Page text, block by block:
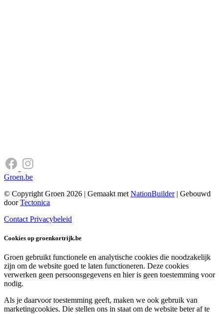
Groen.be
© Copyright Groen 2026 | Gemaakt met NationBuilder| Gebouwd
doorTectonica
Contact Privacybeleid
Cookies op groenkortrijk.be
Groen gebruikt functionele en analytische cookies die noodzakelijk
zijn om de website goed te laten functioneren. Deze cookies
verwerken geen persoonsgegevens en hier is geen toestemming voor
nodig.
Als je daarvoor toestemming geeft, maken we ook gebruik van
marketingcookies. Die stellen ons in staat om de website beter af te